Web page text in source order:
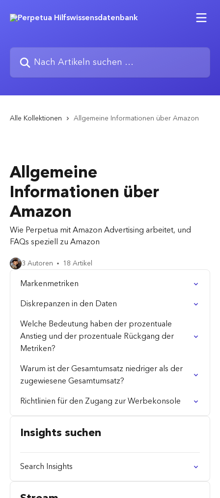
Nach Artikeln suchen …
Alle Kollektionen Allgemeine Informationen über Amazon
Allgemeine
Informationen über
Amazon
Wie Perpetua mit Amazon Advertising arbeitet, und
FAQs speziell zu Amazon
3 Autoren 18 Artikel
Markenmetriken
Diskrepanzen in den Daten
Welche Bedeutung haben der prozentuale
Anstieg und der prozentuale Rückgang der
Metriken?
Warum ist der Gesamtumsatz niedriger als der
zugewiesene Gesamtumsatz?
Richtlinien für den Zugang zur Werbekonsole
Insights suchen
Search Insights